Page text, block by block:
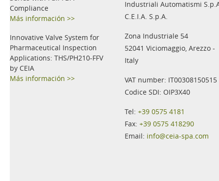
Compliance
Más información >>
Innovative Valve System for
Pharmaceutical Inspection
Applications: THS/PH210-FFV
by CEIA
Más información >>
Industriali Automatismi
C.E.I.A. S.p.A.
Zona Industriale 54
52041 Viciomaggio, Arezzo -
Italy
VAT number: IT00308150515
Codice SDI: OIP3X40
Tel: +39 0575 4181
Fax: +39 0575 418290
Email: info@ceia-spa.com